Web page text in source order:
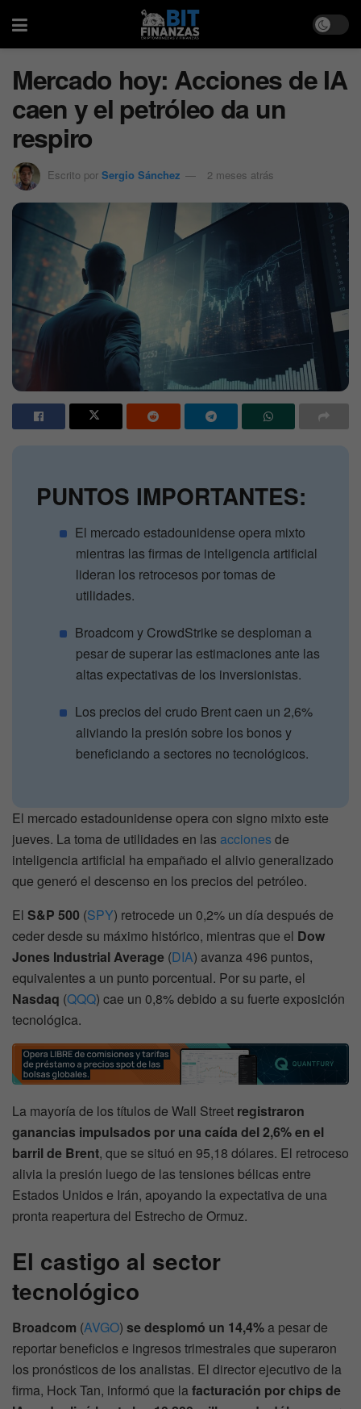
Mercado hoy: Acciones de IA
caen y el petróleo da un
respiro
Escrito por Sergio Sánchez 2 meses atrás
PUNTOS IMPORTANTES:
El mercado estadounidense opera mixto
mientras las firmas de inteligencia artificial
lideran los retrocesos por tomas de
utilidades.
Broadcom y CrowdStrike se desploman a
pesar de superar las estimaciones ante las
altas expectativas de los inversionistas.
Los precios del crudo Brent caen un 2,6%
aliviando la presión sobre los bonos y
beneficiando a sectores no tecnológicos.
El mercado estadounidense opera con signo mixto este
jueves. La toma de utilidades en las accionesde
inteligencia artificial ha empañado el alivio generalizado
que generó el descenso en los precios del petróleo.
El S&P 500 (SPY) retrocede un 0,2% un día después de
ceder desde su máximo histórico, mientras que el Dow
Jones Industrial Average (DIA) avanza 496 puntos,
equivalentes a un punto porcentual. Por su parte, el
Nasdaq (QQQ) cae un 0,8% debido a su fuerte exposición
tecnológica.
La mayoría de los títulos de Wall Street registraron
ganancias impulsados por una caída del 2,6% en el
barril de Brent, que se situó en 95,18 dólares. El retroceso
alivia la presión luego de las tensiones bélicas entre
Estados Unidos e Irán, apoyando la expectativa de una
pronta reapertura del Estrecho de Ormuz.
El castigo al sector
tecnológico
Broadcom (AVGO) se desplomó un 14,4% a pesar de
reportar beneficios e ingresos trimestrales que superaron
los pronósticos de los analistas. El director ejecutivo de la
firma, Hock Tan, informó que la facturación por chips de